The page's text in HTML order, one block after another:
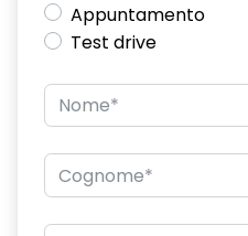
disattivazione ADAS
doppio fondo bagagliaio
eCall funzionalità soggetta a
Appuntamento
Test drive